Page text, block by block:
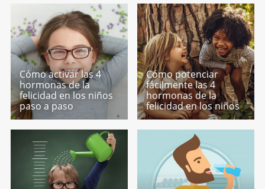
Cómo activar las 4
hormonas de la
felicidad en los niños
paso a paso
Cómo potenciar
fácilmente las 4
hormonas de la
felicidad en los niños